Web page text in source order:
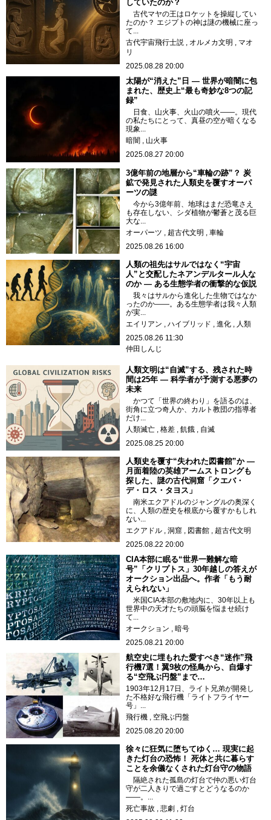
していたのか？
古代マヤの王はロケットを操縦してい
たのか？ エジプトの神は謎の機械に座っ
て...
古代宇宙飛行士説
オルメカ文明
マオ
リ
2025.08.28 20:00
太陽が“消えた”日 ― 世界が暗闇に包
まれた、歴史上“最も奇妙な8つの記
録”
日食、山火事、火山の噴火――。現代
の私たちにとって、真昼の空が暗くなる
現象...
暗闇
山火事
2025.08.27 20:00
3億年前の地層から“車輪の跡”？ 炭
鉱で発見された人類史を覆すオーパ
ーツの謎
今から3億年前、地球はまだ恐竜さえ
も存在しない、シダ植物が鬱蒼と茂る巨
大な...
オーパーツ
超古代文明
車輪
2025.08.26 16:00
人類の祖先はサルではなく“宇宙
人”と交配したネアンデルタール人な
のか ― ある生態学者の衝撃的な仮説
我々はサルから進化した生物ではなか
ったのか――。ある生態学者は我々人類
が実...
エイリアン
ハイブリッド 進化
人類
2025.08.26 11:30
仲田しんじ
人類文明は“自滅”する、残された時
間は25年 ― 科学者が予測する悪夢の
未来
かつて「世界の終わり」を語るのは、
街角に立つ奇人か、カルト教団の指導者
だけ...
人類滅亡
格差 飢餓
自滅
2025.08.25 20:00
人類史を覆す“失われた図書館”か ―
月面着陸の英雄アームストロングも
探した、謎の古代洞窟「クエバ・
デ・ロス・タヨス」
南米エクアドルのジャングルの奥深く
に、人類の歴史を根底から覆すかもしれ
ない...
エクアドル
洞窟 図書館
超古代文明
2025.08.22 20:00
CIA本部に眠る“世界一難解な暗
号”「クリプトス」30年越しの答えが
オークション出品へ。作者「もう耐
えられない」
米国CIA本部の敷地内に、30年以上も
世界中の天才たちの頭脳を悩ませ続け
て...
オークション
暗号
2025.08.21 20:00
航空史に埋もれた愛すべき“迷作”飛
行機7選！翼9枚の怪鳥から、自爆す
る“空飛ぶ円盤”まで…
1903年12月17日、ライト兄弟が開発し
た不格好な飛行機「ライトフライヤー
号」...
飛行機
空飛ぶ円盤
2025.08.20 20:00
徐々に狂気に堕ちてゆく… 現実に起
きた灯台の恐怖！ 死体と共に暮らす
ことを余儀なくされた灯台守の物語
隔絶された孤島の灯台で仲の悪い灯台
守が二人きりで過ごすとどうなるのか
――。...
死亡事故
悲劇
灯台